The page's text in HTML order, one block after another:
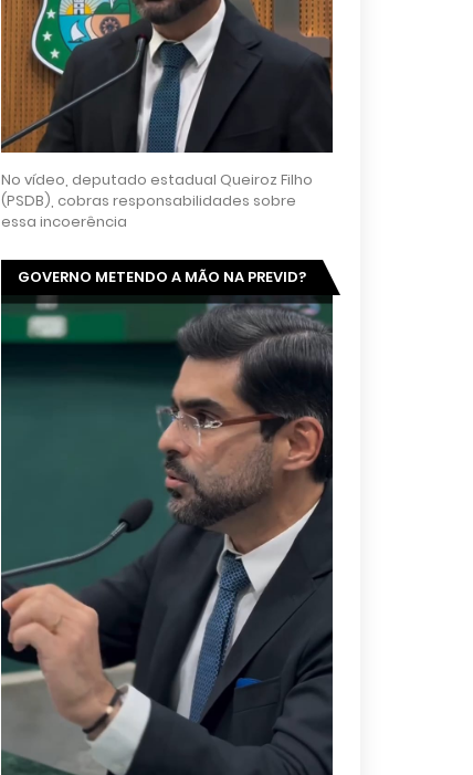
No vídeo, deputado estadual Queiroz Filho
(PSDB), cobras responsabilidades sobre
essa incoerência
GOVERNO METENDO A MÃO NA PREVID?